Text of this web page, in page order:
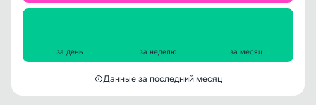
за день за неделю за месяц
Данные за последний месяц